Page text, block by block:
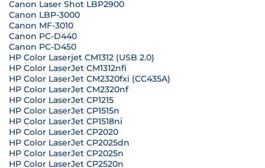
Canon Laser Shot LBP2900
Canon LBP-3000
Canon MF-3010
Canon PC-D440
Canon PC-D450
HP Color Laserjet CM1312 (USB 2.0)
HP Color LaserJet CM1312nfi
HP Color LaserJet CM2320fxi (CC435A)
HP Color LaserJet CM2320nf
HP Color LaserJet CP1215
HP Color LaserJet CP1515n
HP Color LaserJet CP1518ni
HP Color LaserJet CP2020
HP Color LaserJet CP2025dn
HP Color LaserJet CP2025n
HP Color LaserJet CP2520n